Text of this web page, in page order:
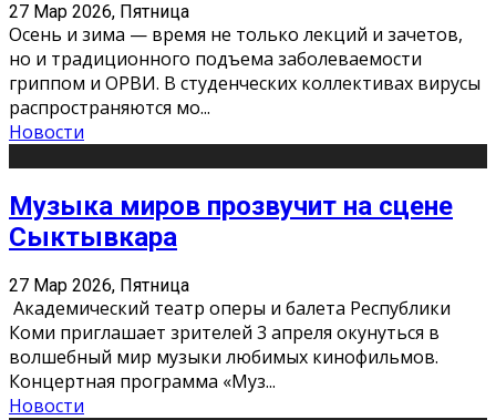
27 Мар 2026, Пятница
Осень и зима — время не только лекций и зачетов,
но и традиционного подъема заболеваемости
гриппом и ОРВИ. В студенческих коллективах вирусы
распространяются мо...
Новости
Музыка миров прозвучит на сцене
Сыктывкара
27 Мар 2026, Пятница
Академический театр оперы и балета Республики
Коми приглашает зрителей 3 апреля окунуться в
волшебный мир музыки любимых кинофильмов.
Концертная программа «Муз...
Новости